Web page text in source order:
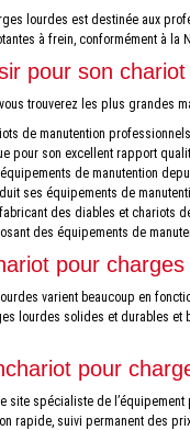
lourdes est destinée aux
à frein, conformément à la
pour son
trouverez les plus grandes
de manutention
pour son excellent rapport
de manutention
ses équipements de
des diables et chariots
des équipements de
pour
varient beaucoup en
lourdes solides et durables et
pour
site spécialiste de
rapide, suivi permanent des